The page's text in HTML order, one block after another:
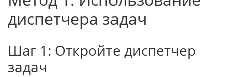
диспетчера задач
Шаг 1: Откройте диспетчер
задач